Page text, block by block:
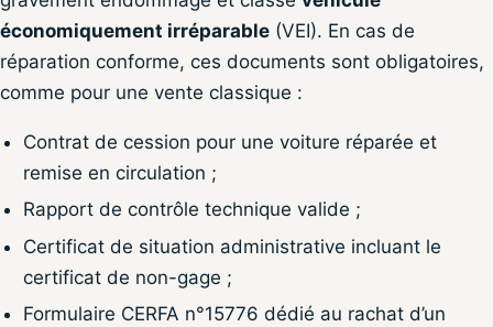
économiquement irréparable (VEI). En cas de
réparation conforme, ces documents sont obligatoires,
comme pour une vente classique :
Contrat de cession pour une voiture réparée et
remise en circulation ;
Rapport de contrôle technique valide ;
Certificat de situation administrative incluant le
certificat de non-gage ;
Formulaire CERFA n°15776 dédié au rachat d’un